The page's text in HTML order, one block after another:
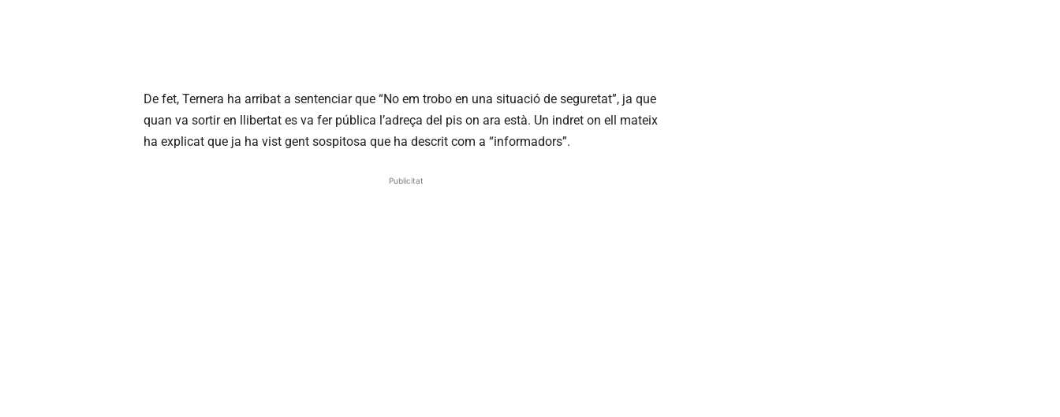
De fet, Ternera ha arribat a sentenciar que “No em trobo en una situació de seguretat”, ja que
quan va sortir en llibertat es va fer pública l’adreça del pis on ara està. Un indret on ell mateix
ha explicat que ja ha vist gent sospitosa que ha descrit com a “informadors”.
Publicitat